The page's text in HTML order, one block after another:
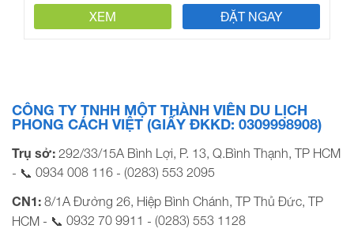
XEM ĐẶT NGAY
CÔNG TY TNHH MỘT THÀNH VIÊN DU LỊCH
PHONG CÁCH VIỆT (GIẤY ĐKKD: 0309998908)
Trụ sở: 292/33/15A Bình Lợi, P. 13, Q.Bình Thạnh, TP HCM
- 📞 0934 008 116 - (0283) 553 2095
CN1: 8/1A Đường 26, Hiệp Bình Chánh, TP Thủ Đức, TP
HCM - 📞 0932 70 9911 - (0283) 553 1128